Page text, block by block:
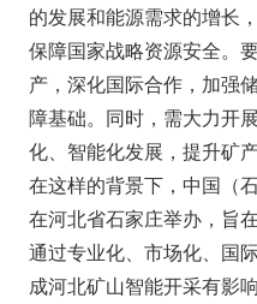
的发展和能源需求的增长
保障国家战略资源安全。
产，深化国际合作，加强
障基础。同时，需大力开
化、智能化发展，提升矿
在这样的背景下，中国（
在河北省石家庄举办，旨
通过专业化、市场化、国
成河北矿山智能开采有影